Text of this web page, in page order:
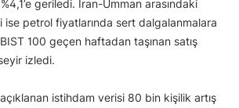
geriledi. İran-Umman arasındaki
ise petrol fiyatlarında sert dalgalanmalara
100 geçen haftadan taşınan satış
izledi.
istihdam verisi 80 bin kişilik artış